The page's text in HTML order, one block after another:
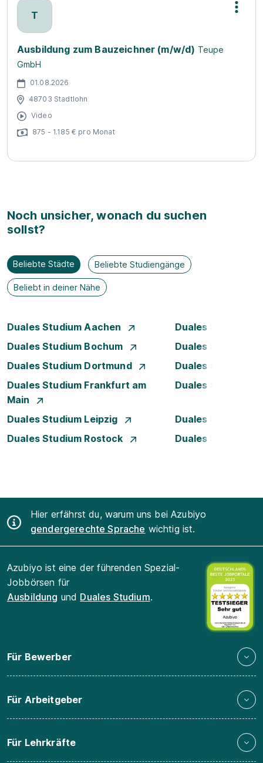
T
Ausbildung zum Bauzeichner (m/w/d) Teupe
GmbH
01.08.2026
48703 Stadtlohn
Video
875 - 1.185 € pro Monat
Noch unsicher, wonach du suchen
sollst?
Beliebte Städte Beliebte Studiengänge
Beliebt in deiner Nähe
Duales Studium Aachen
Duales Studium
Duales Studium Bochum
Duales Studium
Duales Studium Dortmund
Duales Studium
Duales Studium Frankfurt am
Main
Duales Studium
Duales Studium Leipzig
Duales Studium
Duales Studium Rostock
Duales Studium
Hier erfährst du, warum uns bei Azubiyo
gendergerechte Sprache wichtig ist.
Azubiyo ist eine der führenden Spezial-
Jobbörsen für
Ausbildung und Duales Studium.
Für Bewerber
Für Arbeitgeber
Für Lehrkräfte